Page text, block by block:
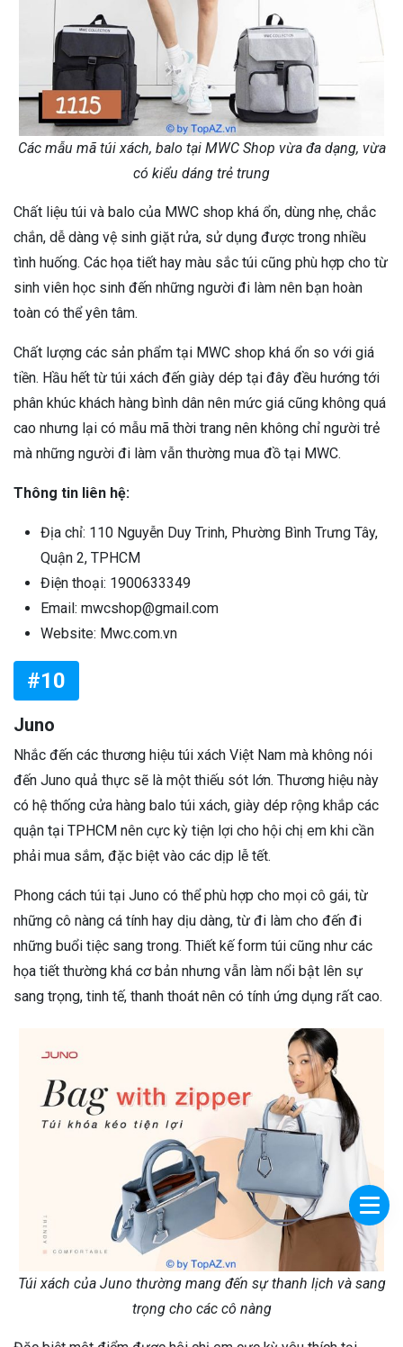
Các mẫu mã túi xách, balo tại MWC Shop vừa đa dạng, vừa
có kiểu dáng trẻ trung
Chất liệu túi và balo của MWC shop khá ổn, dùng nhẹ, chắc
chắn, dễ dàng vệ sinh giặt rửa, sử dụng được trong nhiều
tình huống. Các họa tiết hay màu sắc túi cũng phù hợp cho từ
sinh viên học sinh đến những người đi làm nên bạn hoàn
toàn có thể yên tâm.
Chất lượng các sản phẩm tại MWC shop khá ổn so với giá
tiền. Hầu hết từ túi xách đến giày dép tại đây đều hướng tới
phân khúc khách hàng bình dân nên mức giá cũng không quá
cao nhưng lại có mẫu mã thời trang nên không chỉ người trẻ
mà những người đi làm vẫn thường mua đồ tại MWC.
Thông tin liên hệ:
Địa chỉ: 110 Nguyễn Duy Trinh, Phường Bình Trưng Tây,
Quận 2, TPHCM
Điện thoại: 1900633349
Email: mwcshop@gmail.com
Website: Mwc.com.vn
#10
Juno
Nhắc đến các thương hiệu túi xách Việt Nam mà không nói
đến Juno quả thực sẽ là một thiếu sót lớn. Thương hiệu này
có hệ thống cửa hàng balo túi xách, giày dép rộng khắp các
quận tại TPHCM nên cực kỳ tiện lợi cho hội chị em khi cần
phải mua sắm, đặc biệt vào các dịp lễ tết.
Phong cách túi tại Juno có thể phù hợp cho mọi cô gái, từ
những cô nàng cá tính hay dịu dàng, từ đi làm cho đến đi
những buổi tiệc sang trong. Thiết kế form túi cũng như các
họa tiết thường khá cơ bản nhưng vẫn làm nổi bật lên sự
sang trọng, tinh tế, thanh thoát nên có tính ứng dụng rất cao.
Túi xách của Juno thường mang đến sự thanh lịch và sang
trọng cho các cô nàng